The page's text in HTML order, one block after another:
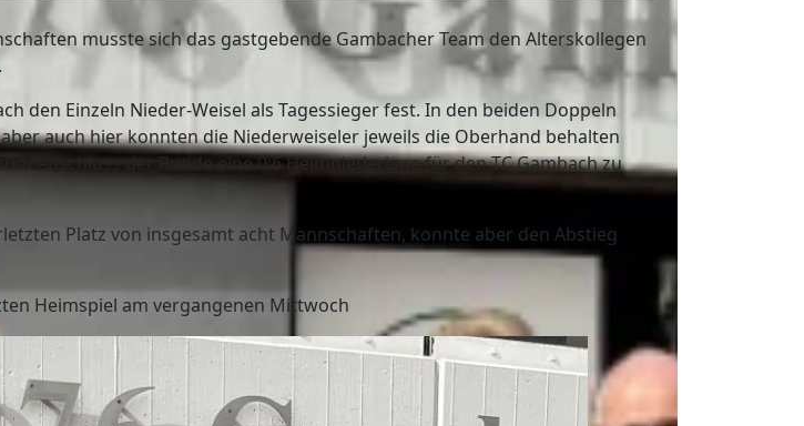
musste sich das gastgebende Gambacher Team den Alterskollegen
den Einzeln Nieder-Weisel als Tagessieger fest. In den beiden Doppeln
auch hier konnten die Niederweiseler jeweils die Oberhand behalten
Abschluss der Runde eine 0:6 Heimniederlage für den TC Gambach zu
Platz von insgesamt acht Mannschaften, konnte aber den Abstieg
Heimspiel am vergangenen Mittwoch